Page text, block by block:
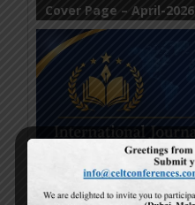
Cover Page – April-2026